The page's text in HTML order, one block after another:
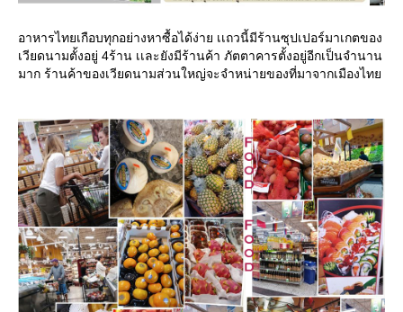
อาหารไทยเกือบทุกอย่างหาซื้อได้ง่าย เเถวนี้มีร้านซุปเปอร์มาเกตของ
เวียดนามตั้งอยู่ 4ร้าน เเละยังมีร้านค้า ภัตตาคารตั้งอยู่อีกเป็นจำนาน
มาก ร้านค้าของเวียดนามส่วนใหญ่จะจำหน่ายของที่มาจากเมืองไทย